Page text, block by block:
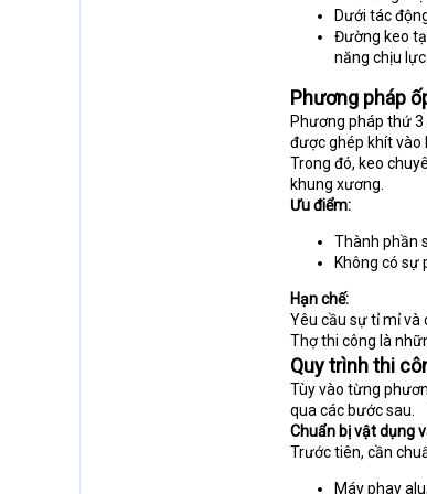
Dưới tác
Đường keo
năng chịu lực.
Phương pháp
Phương pháp thứ
được ghép khít vào
Trong đó, keo
khung xương.
Ưu điểm:
Thành phần
Không có sự
Hạn chế:
Yêu cầu sự tỉ mỉ và
Thợ thi công là
Quy trình thi
Tùy vào từng
qua các bước sau.
Chuẩn bị vật dụng
Trước tiên, cần
Máy phay alu;